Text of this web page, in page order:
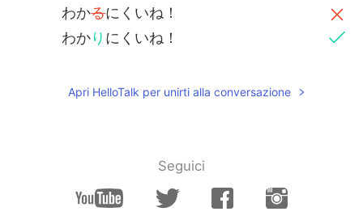
わかるにくいね！
わかり にくいね！
Apri HelloTalk per unirti alla conversazione
Seguici